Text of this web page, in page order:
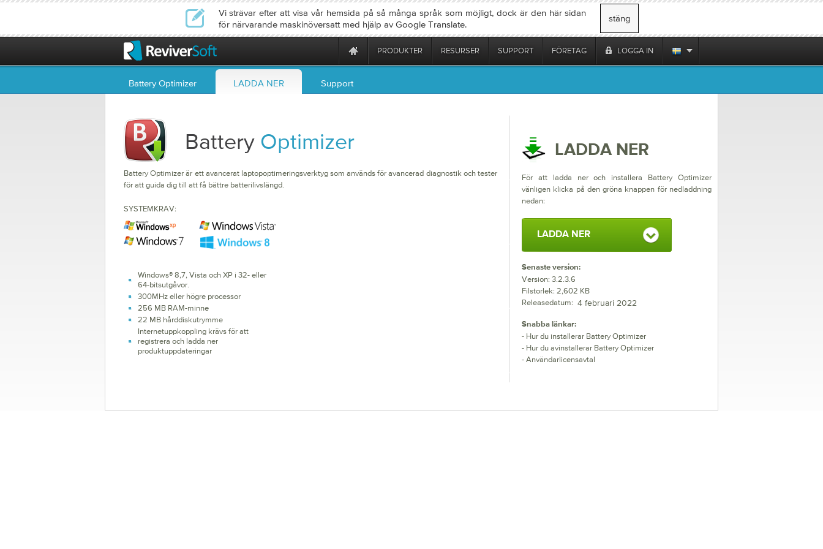
Vi strävar efter att visa vår hemsida på så många språk som möjligt, dock är den här sidan
för närvarande maskinöversatt med hjälp av Google Translate.
stäng
PRODUKTER RESURSER SUPPORT FÖRETAG LOGGA IN
Battery Optimizer LADDA NER Support
Battery Optimizer
Battery Optimizer är ett avancerat laptopoptimeringsverktyg som används för avancerad diagnostik och tester
för att guida dig till att få bättre batterilivslängd.
SYSTEMKRAV:
Windows® 8,7, Vista och XP i 32- eller
64-bitsutgåvor.
300MHz eller högre processor
256 MB RAM-minne
22 MB hårddiskutrymme
Internetuppkoppling krävs för att
registrera och ladda ner
produktuppdateringar
LADDA NER
För att ladda ner och installera Battery Optimizer
vänligen klicka på den gröna knappen för nedladdning
nedan:
LADDA NER
Senaste version:
Version: 3.2.3.6
Filstorlek: 2,602 KB
Releasedatum: 4 februari 2022
Snabba länkar:
- Hur du installerar Battery Optimizer
- Hur du avinstallerar Battery Optimizer
- Användarlicensavtal